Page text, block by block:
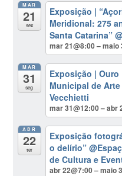
MAR
21
sex
Exposição |
Meridional: 275
Santa Catarina”
mar 21@8:00 – maio
MAR
31
seg
Exposição |
Municipal de
Vecchietti
mar 31@12:00 – abr
ABR
22
ter
Exposição
o delírio”
de Cultura e
abr 22@7:00 – maio